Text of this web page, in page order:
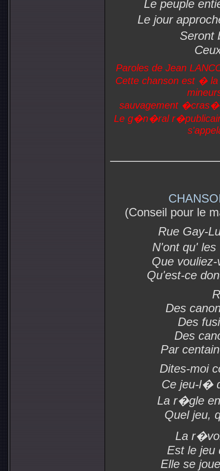
Le peuple
Le jour
Seront
Paroles de Jean
Cette chanson est �
sauvagement
Le g�n�ral
(Conseil pour le
Rue Gay-
N'ont qu'
Que
Qu'est-ce
Des
Des
Des
Par
Dites-moi
Ce jeu-l�
La r�gle
Quel jeu,
La
Est le jeu
Elle se